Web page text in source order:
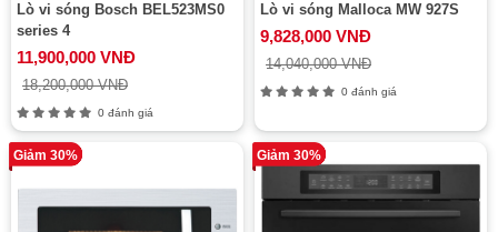
Lò vi sóng Bosch BEL523MS0
series 4
11,900,000 VNĐ
18,200,000 VNĐ
0 đánh giá
Lò vi sóng Malloca MW 927S
9,828,000 VNĐ
14,040,000 VNĐ
0 đánh giá
Giảm 30% Giảm 30%